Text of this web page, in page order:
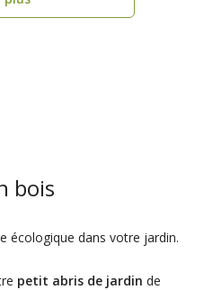
bois
écologique dans votre jardin.
petit abris de jardin de